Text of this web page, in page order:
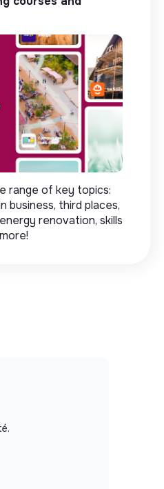
range of key topics:
business, third places,
renovation, skills